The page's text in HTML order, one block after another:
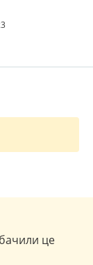
це